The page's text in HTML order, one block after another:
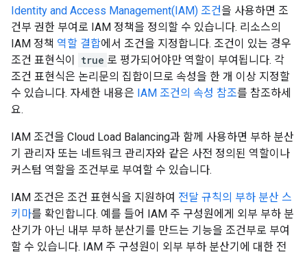
Identity and Access Management(IAM) 조건을 사용하면 조
건부 권한 부여로 IAM 정책을 정의할 수 있습니다. 리소스의
IAM 정책 역할 결합에서 조건을 지정합니다. 조건이 있는 경우
조건 표현식이
true 로 평가되어야만 역할이 부여됩니다. 각
조건 표현식은 논리문의 집합이므로 속성을 한 개 이상 지정할
수 있습니다. 자세한 내용은 IAM 조건의 속성 참조를 참조하세
요.
IAM 조건을 Cloud Load Balancing과 함께 사용하면 부하 분산
기 관리자 또는 네트워크 관리자와 같은 사전 정의된 역할이나
커스텀 역할을 조건부로 부여할 수 있습니다.
IAM 조건은 조건 표현식을 지원하여 전달 규칙의 부하 분산 스
키마를 확인합니다. 예를 들어 IAM 주 구성원에게 외부 부하 분
산기가 아닌 내부 부하 분산기를 만드는 기능을 조건부로 부여
할 수 있습니다. IAM 주 구성원이 외부 부하 분산기에 대한 전